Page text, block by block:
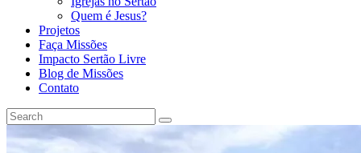
Quem é Jesus?
Projetos
Faça Missões
Impacto Sertão Livre
Blog de Missões
Contato